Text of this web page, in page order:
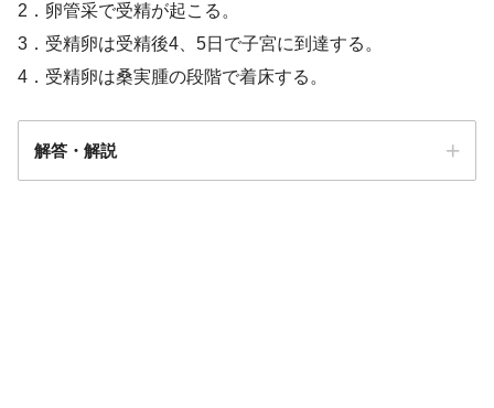
2．卵管采で受精が起こる。
3．受精卵は受精後4、5日で子宮に到達する。
4．受精卵は桑実腫の段階で着床する。
解答・解説